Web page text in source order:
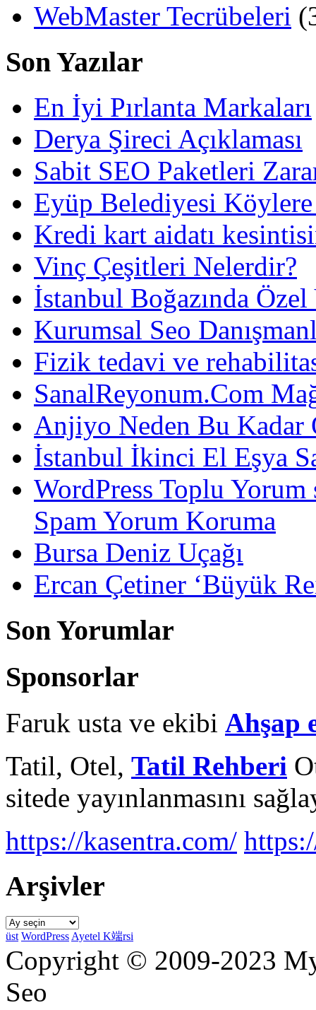
WebMaster Tecrübeleri
Son Yazılar
En İyi Pırlanta Markaları
Derya Şireci Açıklaması
Sabit SEO Paketleri
Eyüp Belediyesi
Kredi kart aidatı
Vinç Çeşitleri Nelerdir?
İstanbul Boğazında
Kurumsal Seo
Fizik tedavi ve
SanalReyonum.Com
Anjiyo Neden Bu Kadar
İstanbul İkinci El Eşya
WordPress Toplu
Spam Yorum Koruma
Bursa Deniz Uçağı
Ercan Çetiner ‘Büyük
Son Yorumlar
Sponsorlar
Faruk usta ve ekibi Ahşap
Tatil, Otel, Tatil Rehberi
sitede yayınlanmasını
https://kasentra.com/
Arşivler
Arşivler
üst WordPress Ayetel K端rsi
Copyright © 2009-2023
Seo